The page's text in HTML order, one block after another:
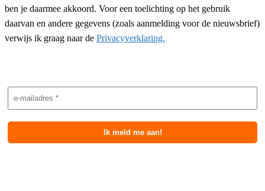
ben je daarmee akkoord. Voor een toelichting op het gebruik
daarvan en andere gegevens (zoals aanmelding voor de nieuwsbrief)
verwijs ik graag naar de Privacyverklaring.